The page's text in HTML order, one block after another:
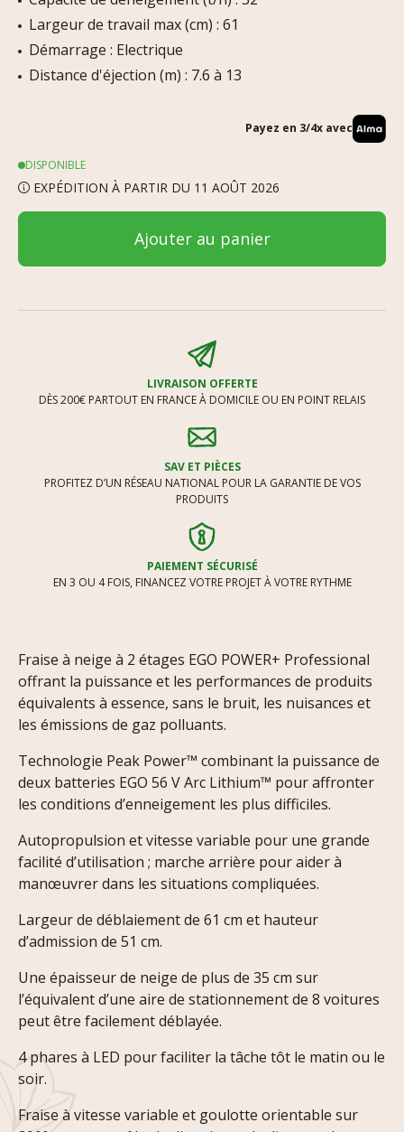
Largeur de travail max (cm) : 61
Démarrage : Electrique
Distance d'éjection (m) : 7.6 à 13
Payez en 3/4x avec
DISPONIBLE
EXPÉDITION À PARTIR DU 11 AOÛT 2026
Ajouter au panier
LIVRAISON OFFERTE
DÈS 200€ PARTOUT EN FRANCE À DOMICILE OU EN POINT RELAIS
SAV ET PIÈCES
PROFITEZ D’UN RÉSEAU NATIONAL POUR LA GARANTIE DE VOS
PRODUITS
PAIEMENT SÉCURISÉ
EN 3 OU 4 FOIS, FINANCEZ VOTRE PROJET À VOTRE RYTHME
Fraise à neige à 2 étages EGO POWER+ Professional
offrant la puissance et les performances de produits
équivalents à essence, sans le bruit, les nuisances et
les émissions de gaz polluants.
Technologie Peak Power™ combinant la puissance de
deux batteries EGO 56 V Arc Lithium™ pour affronter
les conditions d’enneigement les plus difficiles.
Autopropulsion et vitesse variable pour une grande
facilité d’utilisation ; marche arrière pour aider à
manœuvrer dans les situations compliquées.
Largeur de déblaiement de 61 cm et hauteur
d’admission de 51 cm.
Une épaisseur de neige de plus de 35 cm sur
l’équivalent d’une aire de stationnement de 8 voitures
peut être facilement déblayée.
4 phares à LED pour faciliter la tâche tôt le matin ou le
soir.
Fraise à vitesse variable et goulotte orientable sur